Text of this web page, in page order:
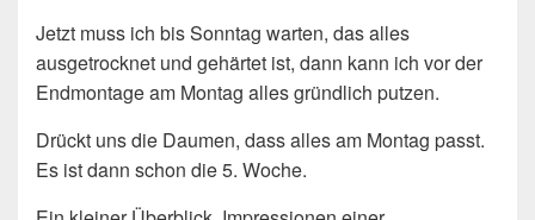
Jetzt muss ich bis Sonntag warten, das alles
ausgetrocknet und gehärtet ist, dann kann ich vor der
Endmontage am Montag alles gründlich putzen.
Drückt uns die Daumen, dass alles am Montag passt.
Es ist dann schon die 5. Woche.